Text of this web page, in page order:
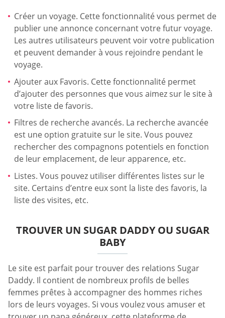
Créer un voyage. Cette fonctionnalité vous permet de
publier une annonce concernant votre futur voyage.
Les autres utilisateurs peuvent voir votre publication
et peuvent demander à vous rejoindre pendant le
voyage.
Ajouter aux Favoris. Cette fonctionnalité permet
d’ajouter des personnes que vous aimez sur le site à
votre liste de favoris.
Filtres de recherche avancés. La recherche avancée
est une option gratuite sur le site. Vous pouvez
rechercher des compagnons potentiels en fonction
de leur emplacement, de leur apparence, etc.
Listes. Vous pouvez utiliser différentes listes sur le
site. Certains d’entre eux sont la liste des favoris, la
liste des visites, etc.
TROUVER UN SUGAR DADDY OU SUGAR
BABY
Le site est parfait pour trouver des relations Sugar
Daddy. Il contient de nombreux profils de belles
femmes prêtes à accompagner des hommes riches
lors de leurs voyages. Si vous voulez vous amuser et